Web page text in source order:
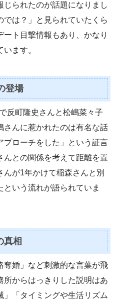
られたのが話題になりまし
は？」と見られていたくら
ト目撃情報もあり、かなり
ます。
登場
反町隆史さんと松嶋菜々子
さんに惹かれたのは有名な話
プローチをした」という証言
んとの関係を考えて距離を置
が1年かけて稲森さんと別
いう流れが語られていま
真相
奪婚」など刺激的な言葉が飛
所からはっきりした説明はあ
」「タイミングや生活リズム